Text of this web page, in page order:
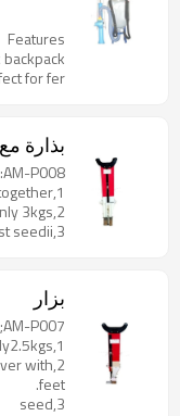
Features
for fer
بذارة
P008
1,One side seeds and one side fertilizer together
2,Hand seeds plant,easy carry,only 3kgs
3,Fast seedii
بزار
P007
1,Hand seeds plant,easy carry,only2.5kgs
with
feet.
3,seed